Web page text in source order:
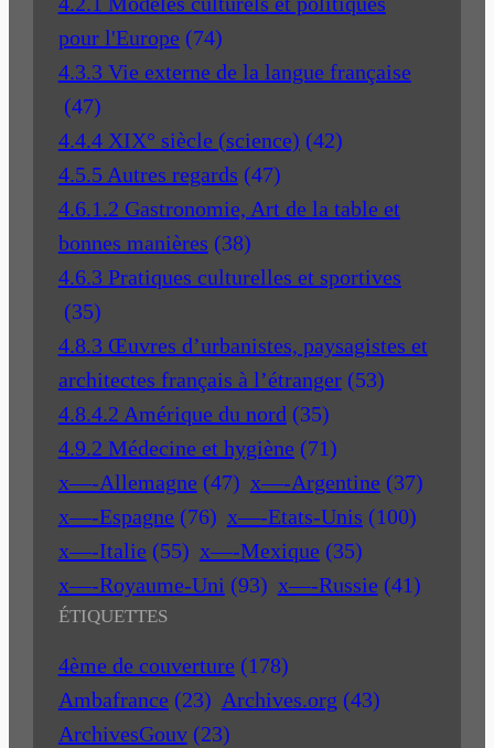
pour l'Europe (74)
4.3.3 Vie externe de la langue française
(47)
4.4.4 XIX° siècle (science) (42)
4.5.5 Autres regards (47)
4.6.1.2 Gastronomie, Art de la table et
bonnes manières (38)
4.6.3 Pratiques culturelles et sportives
(35)
4.8.3 Œuvres d’urbanistes, paysagistes et
architectes français à l’étranger (53)
4.8.4.2 Amérique du nord (35)
4.9.2 Médecine et hygiène (71)
x—-Allemagne (47) x—-Argentine (37)
x—-Espagne (76) x—-Etats-Unis (100)
x—-Italie (55) x—-Mexique (35)
x—-Royaume-Uni (93) x—-Russie (41)
ÉTIQUETTES
4ème de couverture (178)
Ambafrance (23) Archives.org (43)
ArchivesGouv (23)